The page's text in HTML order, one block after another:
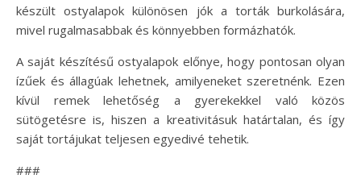
készült ostyalapok különösen jók a torták burkolására,
mivel rugalmasabbak és könnyebben formázhatók.
A saját készítésű ostyalapok előnye, hogy pontosan olyan
ízűek és állagúak lehetnek, amilyeneket szeretnénk. Ezen
kívül remek lehetőség a gyerekekkel való közös
sütögetésre is, hiszen a kreativitásuk határtalan, és így
saját tortájukat teljesen egyedivé tehetik.
###